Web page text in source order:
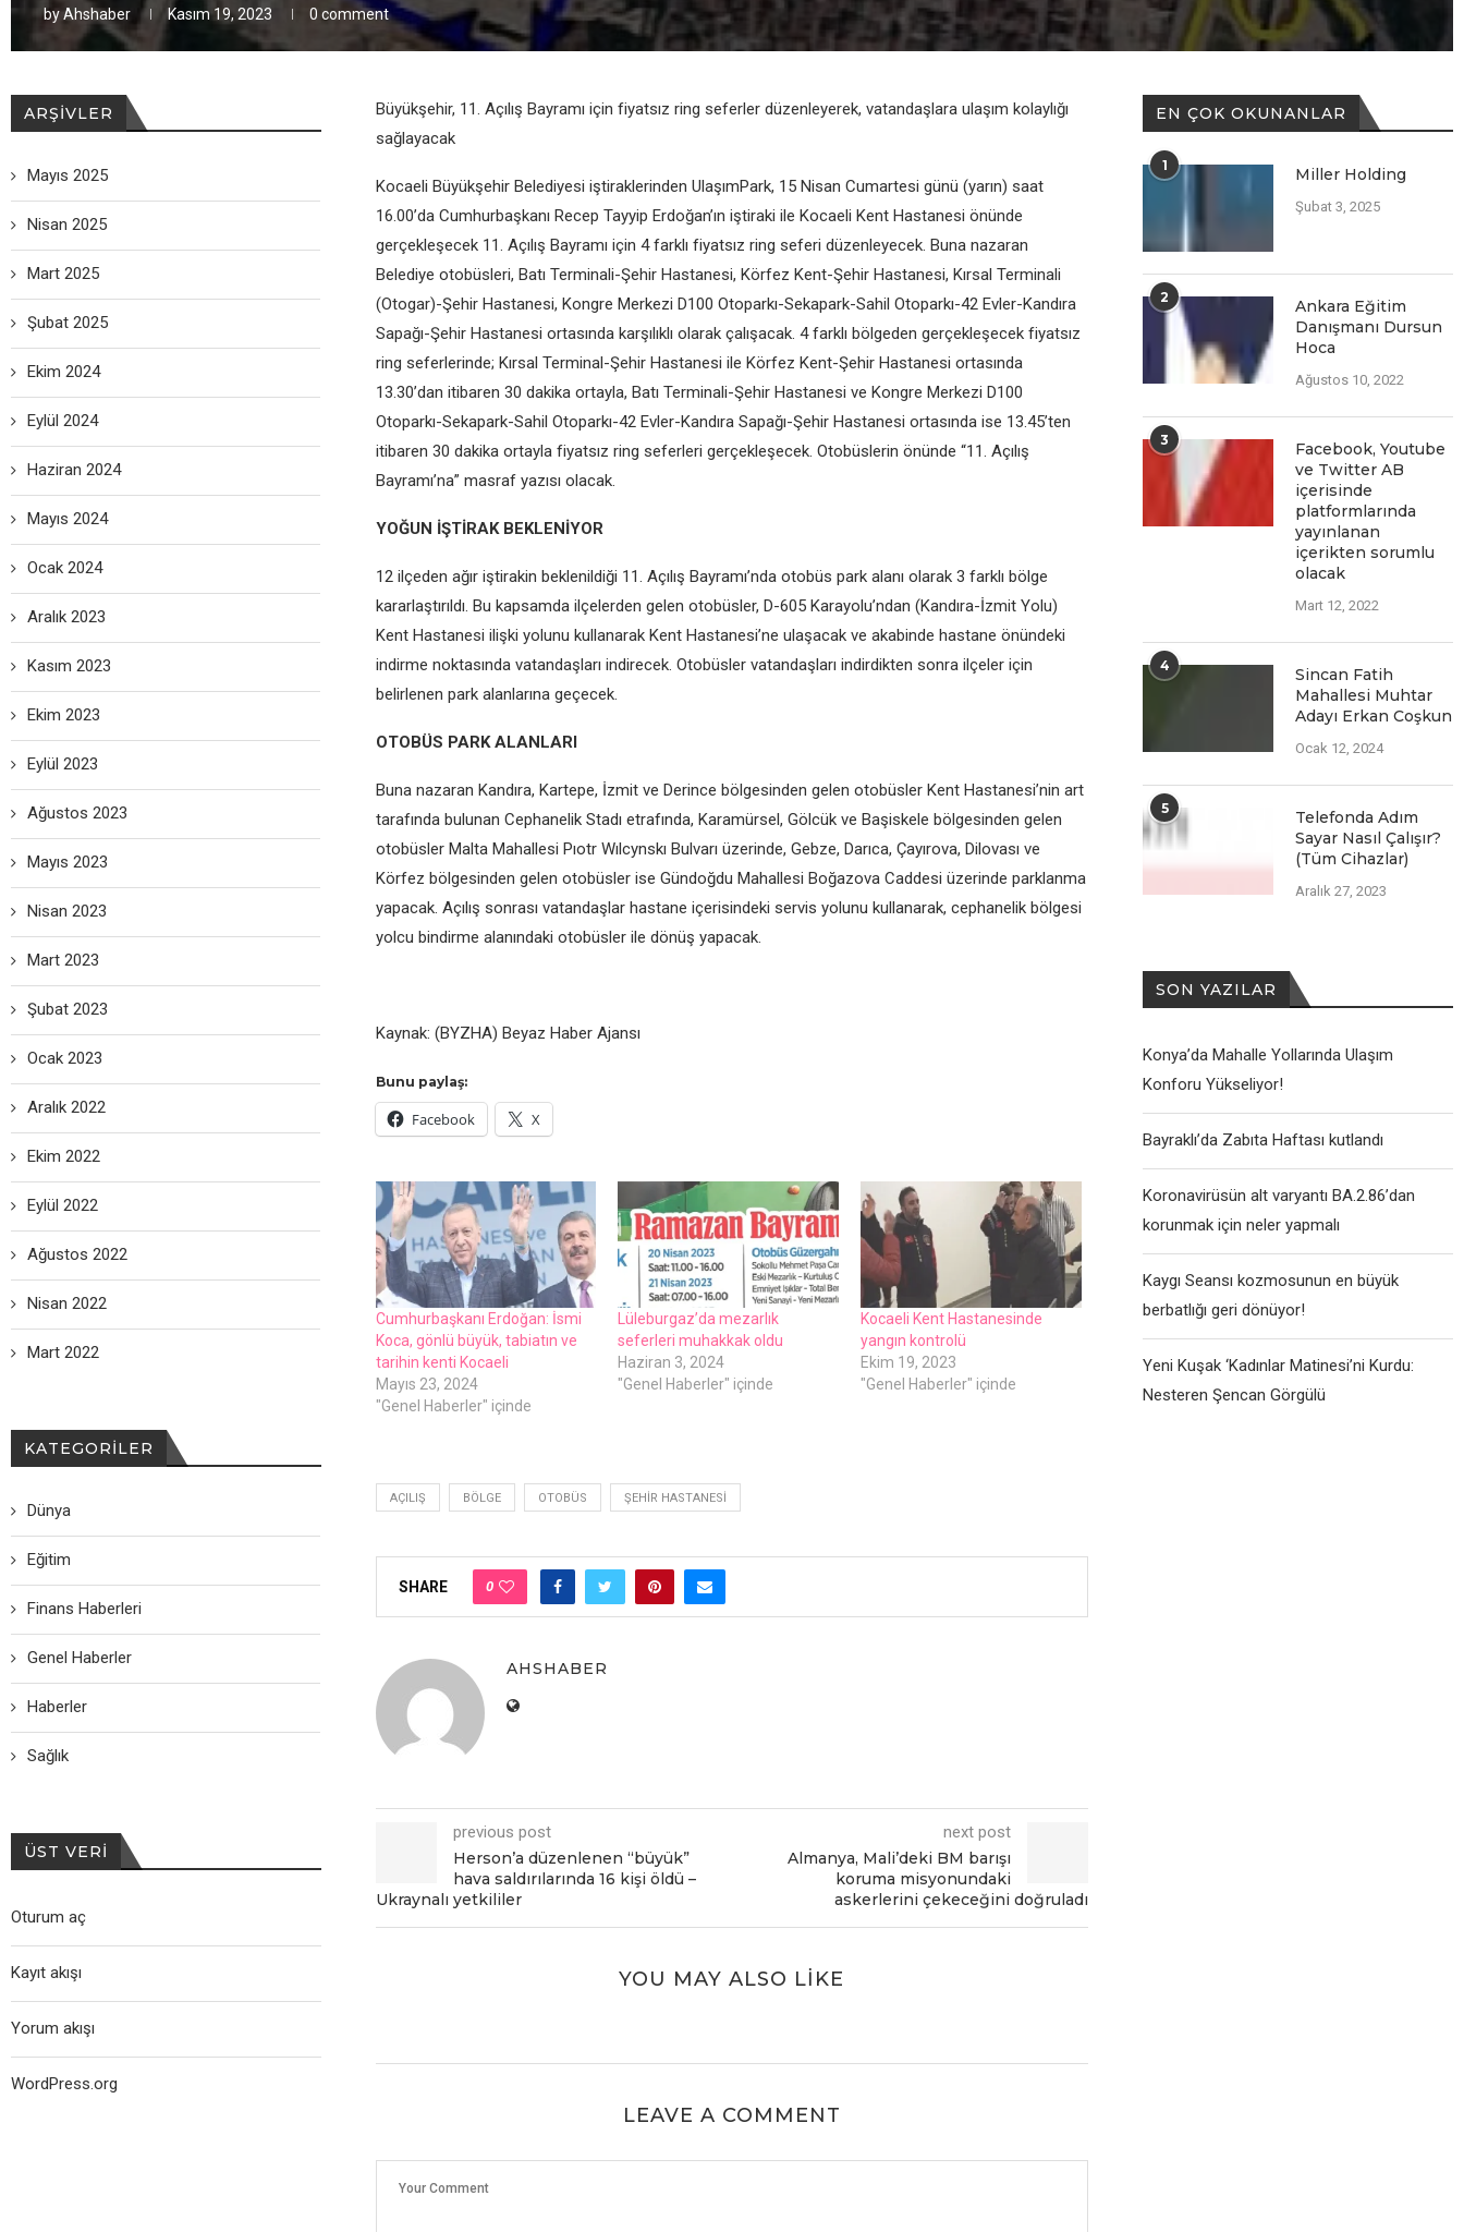
byAhshaber Kasım 19, 2023 0 comment
Büyükşehir, 11. Açılış Bayramı için fiyatsız ring seferler düzenleyerek, vatandaşlara ulaşım kolaylığı
sağlayacak
Kocaeli Büyükşehir Belediyesi iştiraklerinden UlaşımPark, 15 Nisan Cumartesi günü (yarın) saat
16.00’da Cumhurbaşkanı Recep Tayyip Erdoğan’ın iştiraki ile Kocaeli Kent Hastanesi önünde
gerçekleşecek 11. Açılış Bayramı için 4 farklı fiyatsız ring seferi düzenleyecek. Buna nazaran
Belediye otobüsleri, Batı Terminali-Şehir Hastanesi, Körfez Kent-Şehir Hastanesi, Kırsal Terminali
(Otogar)-Şehir Hastanesi, Kongre Merkezi D100 Otoparkı-Sekapark-Sahil Otoparkı-42 Evler-Kandıra
Sapağı-Şehir Hastanesi ortasında karşılıklı olarak çalışacak. 4 farklı bölgeden gerçekleşecek fiyatsız
ring seferlerinde; Kırsal Terminal-Şehir Hastanesi ile Körfez Kent-Şehir Hastanesi ortasında
13.30’dan itibaren 30 dakika ortayla, Batı Terminali-Şehir Hastanesi ve Kongre Merkezi D100
Otoparkı-Sekapark-Sahil Otoparkı-42 Evler-Kandıra Sapağı-Şehir Hastanesi ortasında ise 13.45’ten
itibaren 30 dakika ortayla fiyatsız ring seferleri gerçekleşecek. Otobüslerin önünde “11. Açılış
Bayramı’na” masraf yazısı olacak.
YOĞUN İŞTİRAK BEKLENİYOR
12 ilçeden ağır iştirakin beklenildiği 11. Açılış Bayramı’nda otobüs park alanı olarak 3 farklı bölge
kararlaştırıldı. Bu kapsamda ilçelerden gelen otobüsler, D-605 Karayolu’ndan (Kandıra-İzmit Yolu)
Kent Hastanesi ilişki yolunu kullanarak Kent Hastanesi’ne ulaşacak ve akabinde hastane önündeki
indirme noktasında vatandaşları indirecek. Otobüsler vatandaşları indirdikten sonra ilçeler için
belirlenen park alanlarına geçecek.
OTOBÜS PARK ALANLARI
Buna nazaran Kandıra, Kartepe, İzmit ve Derince bölgesinden gelen otobüsler Kent Hastanesi’nin art
tarafında bulunan Cephanelik Stadı etrafında, Karamürsel, Gölcük ve Başiskele bölgesinden gelen
otobüsler Malta Mahallesi Pıotr Wılcynskı Bulvarı üzerinde, Gebze, Darıca, Çayırova, Dilovası ve
Körfez bölgesinden gelen otobüsler ise Gündoğdu Mahallesi Boğazova Caddesi üzerinde parklanma
yapacak. Açılış sonrası vatandaşlar hastane içerisindeki servis yolunu kullanarak, cephanelik bölgesi
yolcu bindirme alanındaki otobüsler ile dönüş yapacak.
Kaynak: (BYZHA) Beyaz Haber Ajansı
Bunu paylaş:
Facebook X
Cumhurbaşkanı Erdoğan: İsmi
Koca, gönlü büyük, tabiatın ve
tarihin kenti Kocaeli
Mayıs 23, 2024
"Genel Haberler" içinde
Lüleburgaz’da mezarlık
seferleri muhakkak oldu
Haziran 3, 2024
"Genel Haberler" içinde
Kocaeli Kent Hastanesinde
yangın kontrolü
Ekim 19, 2023
"Genel Haberler" içinde
AÇILIŞ BÖLGE OTOBÜS ŞEHIR HASTANESI
SHARE 0
AHSHABER
previous post
Herson’a düzenlenen “büyük”
hava saldırılarında 16 kişi öldü –
Ukraynalı yetkililer
next post
Almanya, Mali’deki BM barışı
koruma misyonundaki
askerlerini çekeceğini doğruladı
YOU MAY ALSO LIKE
LEAVE A COMMENT
EN ÇOK OKUNANLAR
1 Miller Holding
Şubat 3, 2025
2
Ankara Eğitim
Danışmanı Dursun
Hoca
Ağustos 10, 2022
3
Facеbook, Youtubе
vе Twittеr AB
içеrisindе
platformlarında
yayınlanan
içеriktеn sorumlu
olacak
Mart 12, 2022
4
Sincan Fatih
Mahallesi Muhtar
Adayı Erkan Coşkun
Ocak 12, 2024
5
Telefonda Adım
Sayar Nasıl Çalışır?
(Tüm Cihazlar)
Aralık 27, 2023
SON YAZILAR
Konya’da Mahalle Yollarında Ulaşım
Konforu Yükseliyor!
Bayraklı’da Zabıta Haftası kutlandı
Koronavirüsün alt varyantı BA.2.86’dan
korunmak için neler yapmalı
Kaygı Seansı kozmosunun en büyük
berbatlığı geri dönüyor!
Yeni Kuşak ‘Kadınlar Matinesi’ni Kurdu:
Nesteren Şencan Görgülü
ARŞIVLER
Mayıs 2025
Nisan 2025
Mart 2025
Şubat 2025
Ekim 2024
Eylül 2024
Haziran 2024
Mayıs 2024
Ocak 2024
Aralık 2023
Kasım 2023
Ekim 2023
Eylül 2023
Ağustos 2023
Mayıs 2023
Nisan 2023
Mart 2023
Şubat 2023
Ocak 2023
Aralık 2022
Ekim 2022
Eylül 2022
Ağustos 2022
Nisan 2022
Mart 2022
KATEGORILER
Dünya
Eğitim
Finans Haberleri
Genel Haberler
Haberler
Sağlık
ÜST VERI
Oturum aç
Kayıt akışı
Yorum akışı
WordPress.org